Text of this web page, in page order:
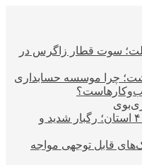
سوت قطار زاگرس در
چرا موسسه حسابداری
هشدار نارنجی هواشناسی برای ۴ استان؛ رگبار شدید و
قابل توجهی مواجه